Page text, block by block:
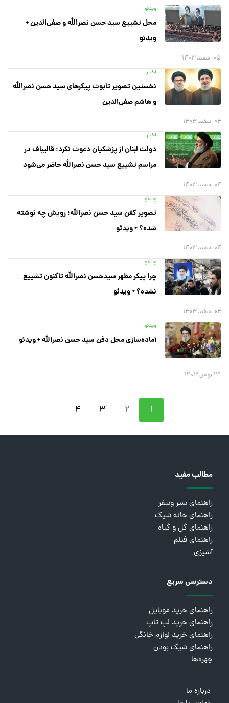
ویدئو
محل تشییع سید حسن نصرالله و صفی‌الدین +
ویدئو
۰۵ اسفند ۱۴۰۳
اخبار
نخستین تصویر تابوت پیکر‌های سید حسن نصرالله
و هاشم صفی‌الدین
۰۴ اسفند ۱۴۰۳
اخبار
دولت لبنان از پزشکیان دعوت نکرد؛ قالیباف در
مراسم تشییع سید حسن نصرالله حاضر می‌شود
۰۴ اسفند ۱۴۰۳
ویدئو
تصویر کفن سید حسن نصرالله؛ رویش چه نوشته
شده؟ + ویدئو
۰۴ اسفند ۱۴۰۳
ویدئو
چرا پیکر مطهر سیدحسن نصرالله تاکنون تشییع
نشده؟ + ویدئو
۰۴ اسفند ۱۴۰۳
ویدئو
آماده‌سازی محل دفن سید حسن نصرالله + ویدئو
۲۹ بهمن ۱۴۰۳
۱ ۲ ۳ ۴
مطالب مفید
راهنمای سیر وسفر
راهنمای خانه شیک
راهنمای گل و گیاه
راهنمای فیلم
آشپزی
دسترسی سریع
راهنمای خرید موبایل
راهنمای خرید لپ تاپ
راهنمای خرید لوازم خانگی
راهنمای شیک بودن
چهره‌ها
درباره ما